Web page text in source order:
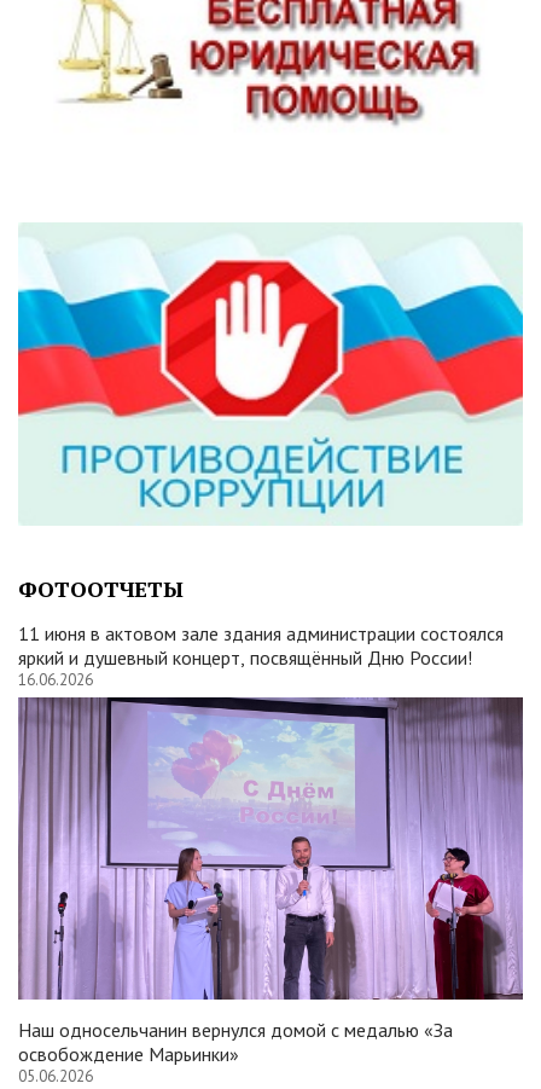
ФОТООТЧЕТЫ
11 июня в актовом зале здания администрации состоялся
яркий и душевный концерт, посвящённый Дню России!
16.06.2026
Наш односельчанин вернулся домой с медалью «За
освобождение Марьинки»
05.06.2026